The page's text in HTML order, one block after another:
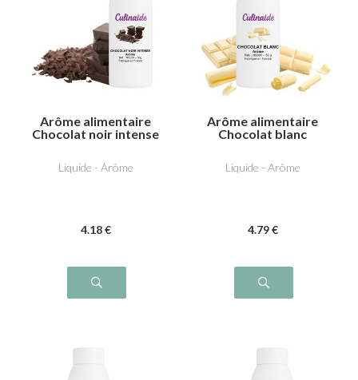
Arôme alimentaire
Chocolat noir intense
Liquide - Arôme
4.18 €
Arôme alimentaire
Chocolat blanc
Liquide - Arôme
4.79 €